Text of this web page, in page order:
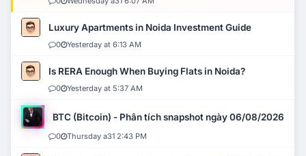
Luxury Apartments in Noida Investment Guide
0 Yesterday at 6:13 AM
Is RERA Enough When Buying Flats in Noida?
0 Yesterday at 5:37 AM
BTC (Bitcoin) - Phân tích snapshot ngày 06/08/2026
0 Thursday a31 2:43 PM